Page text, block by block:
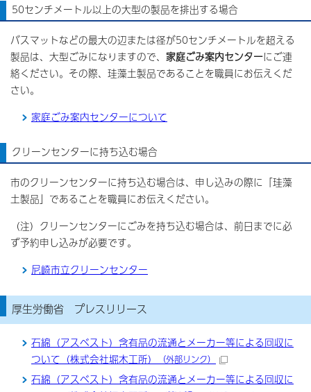
50センチメートル以上の大型の製品を排出する場合
バスマットなどの最大の辺または径が50センチメートルを超える
製品は、大型ごみになりますので、 家庭ごみ案内センターにご連
絡ください。その際、珪藻土製品であることを職員にお伝えくだ
さい。
家庭ごみ案内センターについて
クリーンセンターに持ち込む場合
市のクリーンセンターに持ち込む場合は、申し込みの際に「珪藻
土製品」であることを職員にお伝えください。
（注）クリーンセンターにごみを持ち込む場合は、前日までに必
ず予約申し込みが必要です。
尼崎市立クリーンセンター
厚生労働省 プレスリリース
石綿（アスベスト）含有品の流通とメーカー等による回収に
ついて（株式会社堀木工所）
（外部リンク）
石綿（アスベスト）含有品の流通とメーカー等による回収に